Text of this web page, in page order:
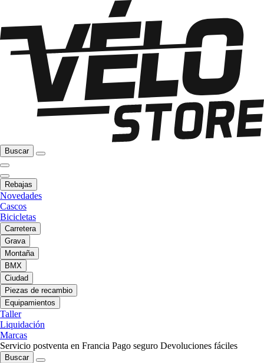
Buscar
Rebajas
Novedades
Cascos
Bicicletas
Carretera
Grava
Montaña
BMX
Ciudad
Piezas de recambio
Equipamientos
Taller
Liquidación
Marcas
Servicio postventa en Francia Pago seguro Devoluciones fáciles
Buscar